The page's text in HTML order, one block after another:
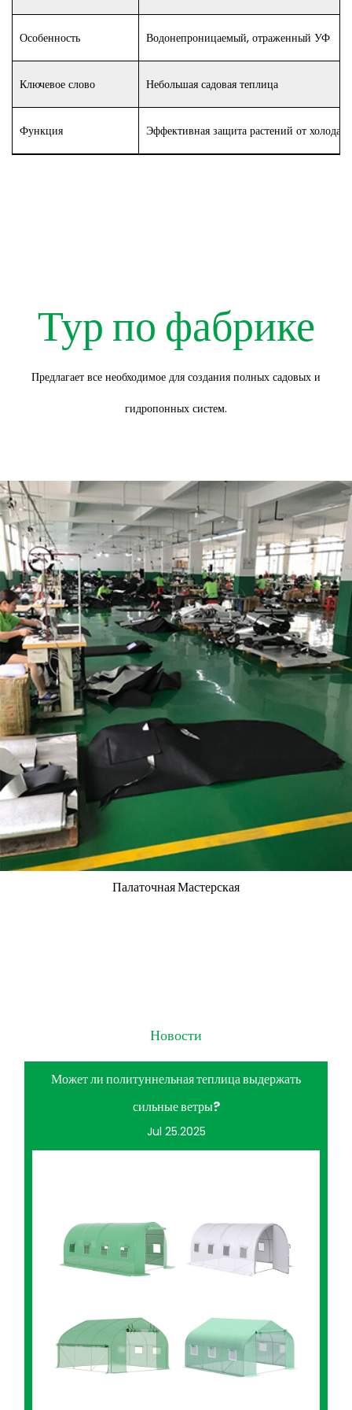
Особенность Водонепроницаемый, отраженный УФ
Ключевое слово Небольшая садовая теплица
Функция Эффективная защита растений от холода
Тур по фабрике
Предлагает все необходимое для создания полных садовых и
гидропонных систем.
Палаточная Мастерская
Новости
Может ли политуннельная теплица выдержать
сильные ветры?
Jul 25.2025